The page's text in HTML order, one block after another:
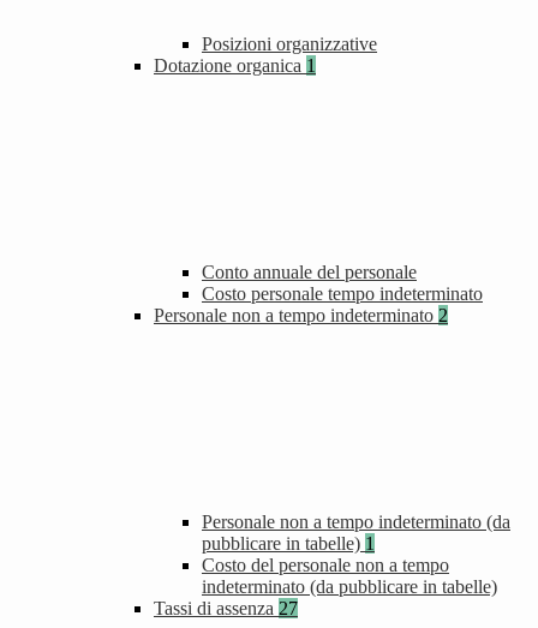
Posizioni organizzative
Dotazione organica 1
Conto annuale del personale
Costo personale tempo indeterminato
Personale non a tempo indeterminato 2
Personale non a tempo indeterminato (da
pubblicare in tabelle) 1
Costo del personale non a tempo
indeterminato (da pubblicare in tabelle)
Tassi di assenza 27